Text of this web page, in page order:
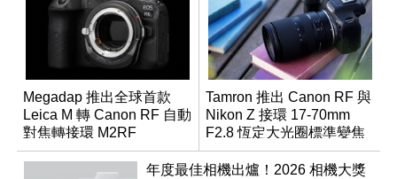
Megadap 推出全球首款
Leica M 轉 Canon RF 自動
對焦轉接環 M2RF
Tamron 推出 Canon RF 與
Nikon Z 接環 17-70mm
F2.8 恆定大光圈標準變焦
鏡
年度最佳相機出爐！2026 相機大獎